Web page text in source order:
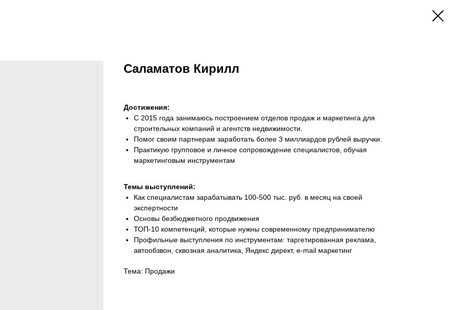
Саламатов Кирилл
Достижения:
С 2015 года занимаюсь построением отделов продаж и маркетинга для
строительных компаний и агентств недвижимости.
Помог своим партнерам заработать более 3 миллиардов рублей выручки.
Практикую групповое и личное сопровождение специалистов, обучая
маркетинговым инструментам
Темы выступлений:
Как специалистам зарабатывать 100-500 тыс. руб. в месяц на своей
экспертности
Основы безбюджетного продвижения
ТОП-10 компетенций, которые нужны современному предпринимателю
Профильные выступления по инструментам: таргетированная реклама,
автообзвон, сквозная аналитика, Яндекс директ, e-mail маркетинг
Тема: Продажи